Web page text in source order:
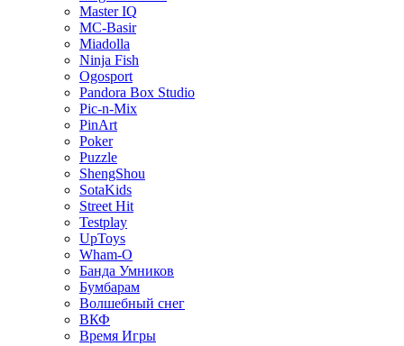
Master IQ
MC-Basir
Miadolla
Ninja Fish
Ogosport
Pandora Box Studio
Pic-n-Mix
PinArt
Poker
Puzzle
ShengShou
SotaKids
Street Hit
Testplay
UpToys
Wham-O
Банда Умников
Бумбарам
Волшебный снег
ВКФ
Время Игры